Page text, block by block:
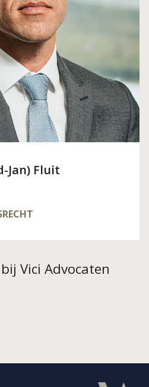
Jan) Fluit
Vici Advocaten